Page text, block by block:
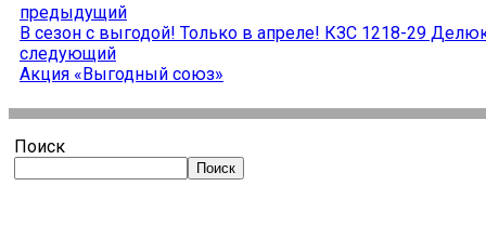
предыдущий
В сезон с выгодой! Только в апреле! КЗС 1218-29
следующий
Акция «Выгодный союз»
Поиск
Поиск